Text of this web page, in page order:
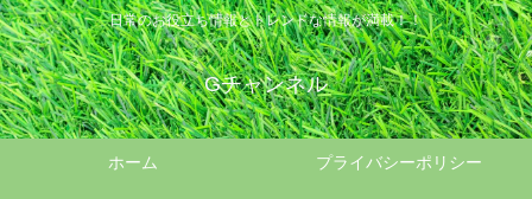
日常のお役立ち情報とトレンドな情報が満載！！
Gチャンネル
ホーム プライバシーポリシー